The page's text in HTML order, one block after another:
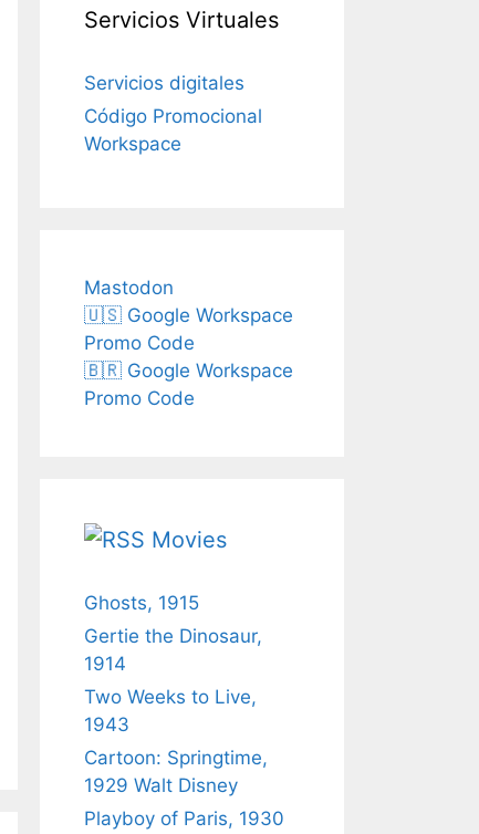
Servicios Virtuales
Servicios digitales
Código Promocional
Workspace
Mastodon
🇺🇸 Google Workspace
Promo Code
🇧🇷 Google Workspace
Promo Code
Movies
Ghosts, 1915
Gertie the Dinosaur,
1914
Two Weeks to Live,
1943
Cartoon: Springtime,
1929 Walt Disney
Playboy of Paris, 1930